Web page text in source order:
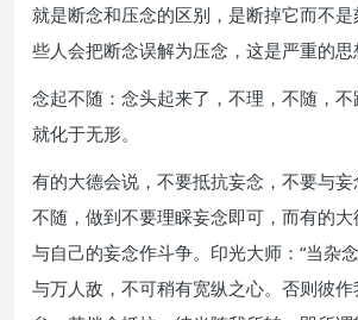
就是断念和压念的区别，是断掉它而不
些人会把断念误解为压念，这是严重的思
念起不随：念头起来了，不理，不随，
就化于无形。
有的大德会说，不要抵抗妄念，不要与
不随，做到不要理睬妄念即可，而有的
与自己的妄念作斗争。印光大师：“当杂
与万人敌，不可稍有宽纵之心。否则彼